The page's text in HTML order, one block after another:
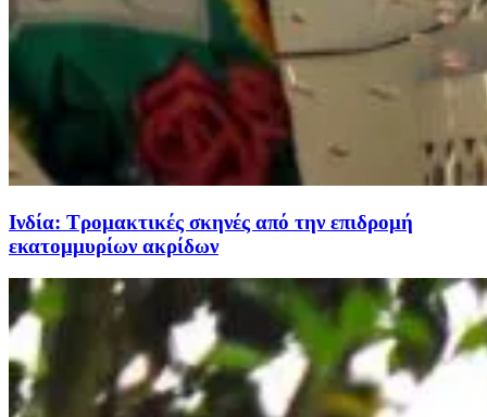
Ινδία: Τρομακτικές σκηνές από την επιδρομή
εκατομμυρίων ακρίδων